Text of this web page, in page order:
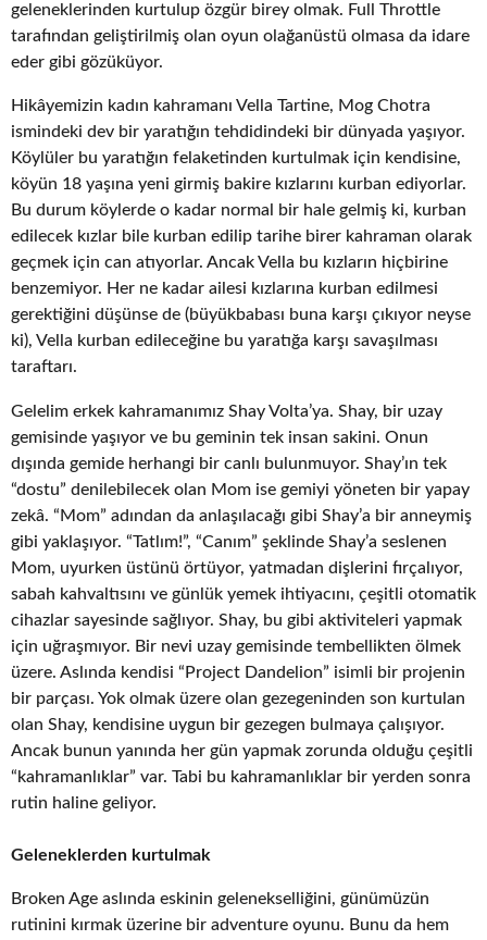
geleneklerinden kurtulup özgür birey olmak. Full Throttle
tarafından geliştirilmiş olan oyun olağanüstü olmasa da idare
eder gibi gözüküyor.
Hikâyemizin kadın kahramanı Vella Tartine, Mog Chotra
ismindeki dev bir yaratığın tehdidindeki bir dünyada yaşıyor.
Köylüler bu yaratığın felaketinden kurtulmak için kendisine,
köyün 18 yaşına yeni girmiş bakire kızlarını kurban ediyorlar.
Bu durum köylerde o kadar normal bir hale gelmiş ki, kurban
edilecek kızlar bile kurban edilip tarihe birer kahraman olarak
geçmek için can atıyorlar. Ancak Vella bu kızların hiçbirine
benzemiyor. Her ne kadar ailesi kızlarına kurban edilmesi
gerektiğini düşünse de (büyükbabası buna karşı çıkıyor neyse
ki), Vella kurban edileceğine bu yaratığa karşı savaşılması
taraftarı.
Gelelim erkek kahramanımız Shay Volta’ya. Shay, bir uzay
gemisinde yaşıyor ve bu geminin tek insan sakini. Onun
dışında gemide herhangi bir canlı bulunmuyor. Shay’ın tek
“dostu” denilebilecek olan Mom ise gemiyi yöneten bir yapay
zekâ. “Mom” adından da anlaşılacağı gibi Shay’a bir anneymiş
gibi yaklaşıyor. “Tatlım!”, “Canım” şeklinde Shay’a seslenen
Mom, uyurken üstünü örtüyor, yatmadan dişlerini fırçalıyor,
sabah kahvaltısını ve günlük yemek ihtiyacını, çeşitli otomatik
cihazlar sayesinde sağlıyor. Shay, bu gibi aktiviteleri yapmak
için uğraşmıyor. Bir nevi uzay gemisinde tembellikten ölmek
üzere. Aslında kendisi “Project Dandelion” isimli bir projenin
bir parçası. Yok olmak üzere olan gezegeninden son kurtulan
olan Shay, kendisine uygun bir gezegen bulmaya çalışıyor.
Ancak bunun yanında her gün yapmak zorunda olduğu çeşitli
“kahramanlıklar” var. Tabi bu kahramanlıklar bir yerden sonra
rutin haline geliyor.
Geleneklerden kurtulmak
Broken Age aslında eskinin gelenekselliğini, günümüzün
rutinini kırmak üzerine bir adventure oyunu. Bunu da hem